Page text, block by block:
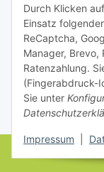
Durch Klicken
Einsatz
ReCaptcha,
Manager, Brevo,
Ratenzahlung.
(Fingerabdruck-
Sie unter
Impressum
* Alle Preise inkl.